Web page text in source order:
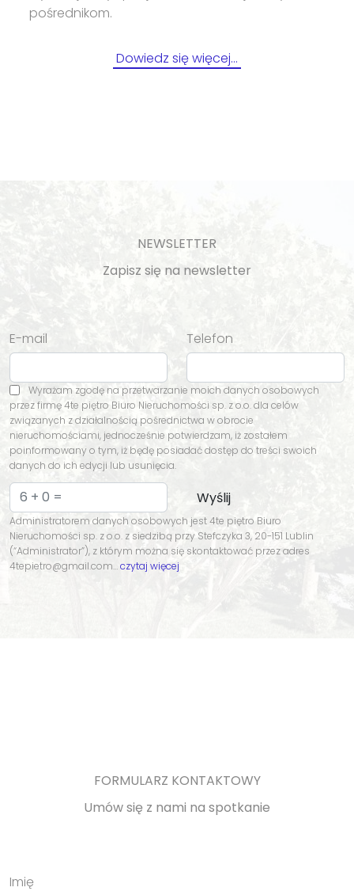
pośrednikom.
Dowiedz się więcej…
NEWSLETTER
Zapisz się na newsletter
E-mail Telefon
Wyrażam zgodę na przetwarzanie moich danych osobowych
przez firmę 4te piętro Biuro Nieruchomości sp. z o.o. dla celów
związanych z działalnością pośrednictwa w obrocie
nieruchomościami, jednocześnie potwierdzam, iż zostałem
poinformowany o tym, iż będę posiadać dostęp do treści swoich
danych do ich edycji lub usunięcia.
Administratorem danych osobowych jest 4te piętro Biuro
Nieruchomości sp. z o.o. z siedzibą przy Stefczyka 3, 20-151 Lublin
(“Administrator”), z którym można się skontaktować przez adres
4tepietro@gmail.com…czytaj więcej
FORMULARZ KONTAKTOWY
Umów się z nami na spotkanie
Imię